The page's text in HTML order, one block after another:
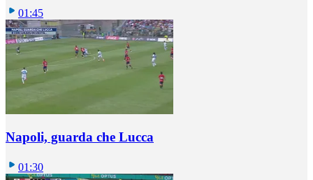
01:45
Napoli, guarda che Lucca
01:30